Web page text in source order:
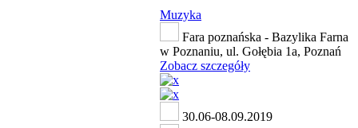
Muzyka
Fara poznańska - Bazylika Farna
w Poznaniu, ul. Gołębia 1a, Poznań
Zobacz szczegóły
30.06-08.09.2019